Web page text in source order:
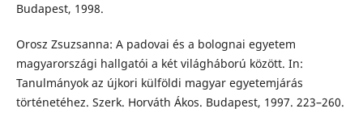
Budapest, 1998.
Orosz Zsuzsanna: A padovai és a bolognai egyetem
magyarországi hallgatói a két világháború között. In:
Tanulmányok az újkori külföldi magyar egyetemjárás
történetéhez. Szerk. Horváth Ákos. Budapest, 1997. 223–260.